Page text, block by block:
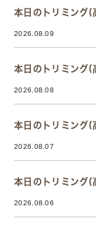
本日のトリミング(
2026.08.09
本日のトリミング(
2026.08.08
本日のトリミング(
2026.08.07
本日のトリミング(
2026.08.06